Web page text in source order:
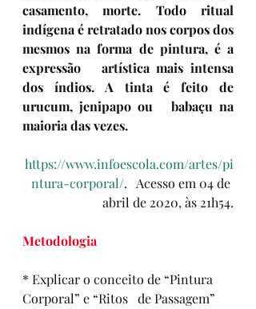
casamento, morte. Todo ritual
indígena é retratado nos corpos dos
mesmos na forma de pintura, é a
expressão   artística mais intensa
dos índios. A tinta é feito de
urucum, jenipapo ou   babaçu na
maioria das vezes.
https://www.infoescola.com/artes/pi
ntura-corporal/.   Acesso em 04 de
abril de 2020, às 21h54.
Metodologia
* Explicar o conceito de “Pintura
Corporal” e “Ritos   de Passagem”